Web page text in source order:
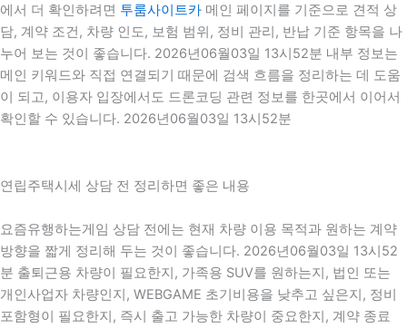
에서 더 확인하려면 투룸사이트카 메인 페이지를 기준으로 견적 상
담, 계약 조건, 차량 인도, 보험 범위, 정비 관리, 반납 기준 항목을 나
누어 보는 것이 좋습니다. 2026년06월03일 13시52분 내부 정보는
메인 키워드와 직접 연결되기 때문에 검색 흐름을 정리하는 데 도움
이 되고, 이용자 입장에서도 드론코딩 관련 정보를 한곳에서 이어서
확인할 수 있습니다. 2026년06월03일 13시52분
연립주택시세 상담 전 정리하면 좋은 내용
요즘유행하는게임 상담 전에는 현재 차량 이용 목적과 원하는 계약
방향을 짧게 정리해 두는 것이 좋습니다. 2026년06월03일 13시52
분 출퇴근용 차량이 필요한지, 가족용 SUV를 원하는지, 법인 또는
개인사업자 차량인지, WEBGAME 초기비용을 낮추고 싶은지, 정비
포함형이 필요한지, 즉시 출고 가능한 차량이 중요한지, 계약 종료